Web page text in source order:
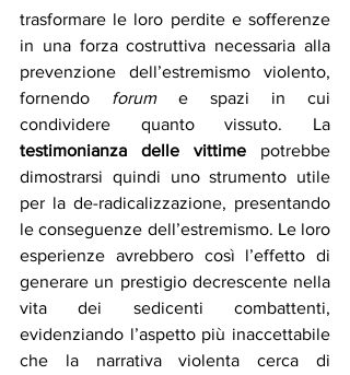
trasformare le loro perdite e sofferenze
in una forza costruttiva necessaria alla
prevenzione dell’estremismo violento,
fornendo forum e spazi in cui
testimonianza delle vittime potrebbe
dimostrarsi quindi uno strumento utile
per la de-radicalizzazione, presentando
le conseguenze dell’estremismo. Le loro
esperienze avrebbero così l’effetto di
generare un prestigio decrescente nella
vita dei sedicenti combattenti,
evidenziando l’aspetto più inaccettabile
che la narrativa violenta cerca di